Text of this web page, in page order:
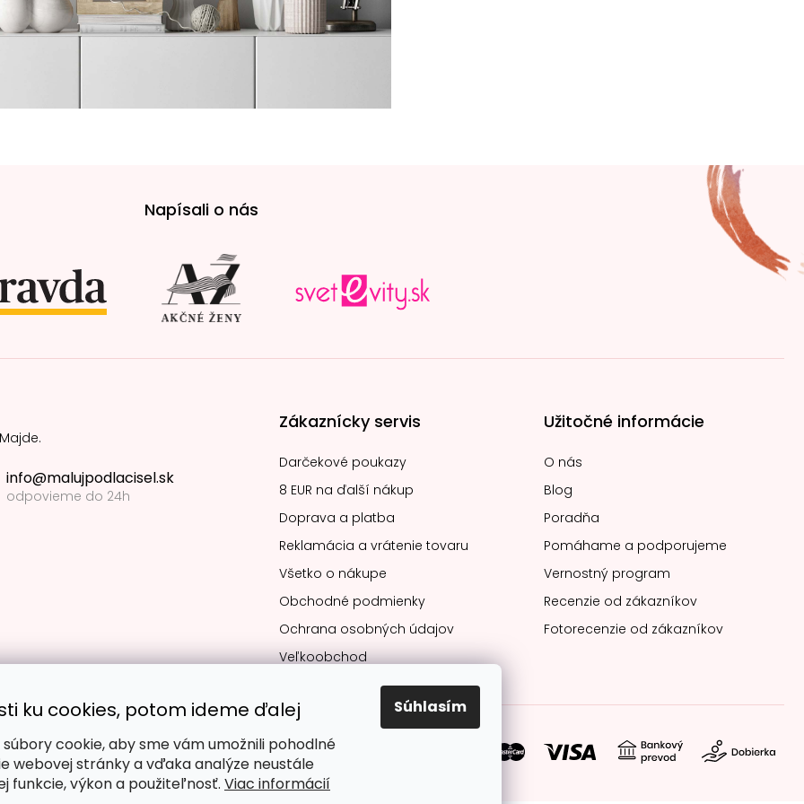
ku cookies, potom ideme ďalej
cookie, aby sme vám umožnili pohodlné
webovej stránky a vďaka analýze neustále
funkcie, výkon a použiteľnosť. Viac informácií
Súhlasím
Napísali o nás
info@malujpodlacisel.sk
odpovieme do 24h
Zákaznícky servis
Darčekové poukazy
8 EUR na ďalší nákup
Doprava a platba
Reklamácia a vrátenie tovaru
Všetko o nákupe
Obchodné podmienky
Ochrana osobných údajov
Veľkoobchod
Užitočné informácie
O nás
Blog
Poradňa
Pomáhame a podporujeme
Vernostný program
Recenzie od zákazníkov
Fotorecenzie od zákazníkov
Obľúbené spôsoby platby: